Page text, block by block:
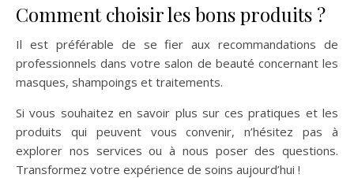
Comment choisir les bons produits ?
Il est préférable de se fier aux recommandations de
professionnels dans votre salon de beauté concernant les
masques, shampoings et traitements.
Si vous souhaitez en savoir plus sur ces pratiques et les
produits qui peuvent vous convenir, n’hésitez pas à
explorer nos services ou à nous poser des questions.
Transformez votre expérience de soins aujourd’hui !